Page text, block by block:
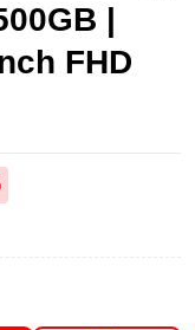
|
FHD